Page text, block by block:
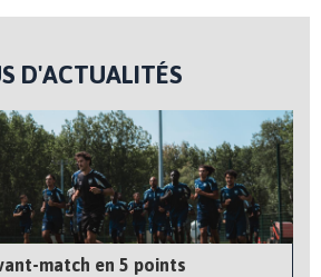
D'ACTUALITÉS
match en 5 points